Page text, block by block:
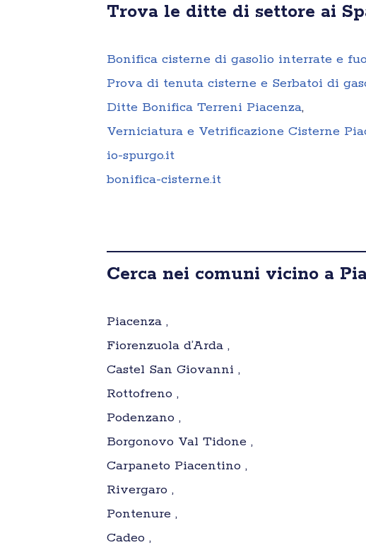
Trova le ditte di settore ai
Bonifica cisterne di gasolio interrate e
Prova di tenuta cisterne e Serbatoi di
Ditte Bonifica Terreni Piacenza,
Verniciatura e Vetrificazione Cisterne
io-spurgo.it
bonifica-cisterne.it
Cerca nei comuni vicino a
Piacenza ,
Fiorenzuola d’Arda ,
Castel San Giovanni ,
Rottofreno ,
Podenzano ,
Borgonovo Val Tidone ,
Carpaneto Piacentino ,
Rivergaro ,
Pontenure ,
Cadeo ,